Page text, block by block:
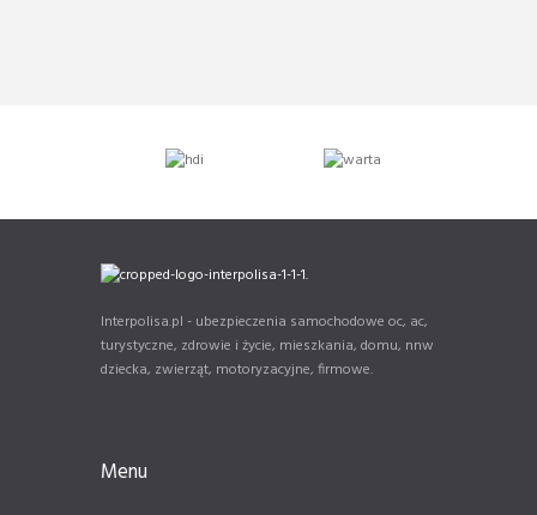
Interpolisa.pl - ubezpieczenia samochodowe oc, ac,
turystyczne, zdrowie i życie, mieszkania, domu, nnw
dziecka, zwierząt, motoryzacyjne, firmowe.
Menu